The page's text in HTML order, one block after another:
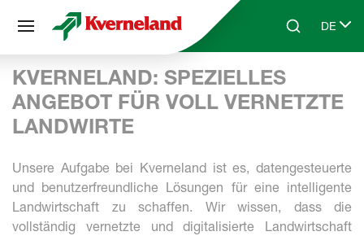
Skip to main contentSearchDE
Select
KVERNELAND: SPEZIELLES
ANGEBOT FÜR VOLL VERNETZTE
LANDWIRTE
Unsere Aufgabe bei Kverneland ist es, datengesteuerte
und benutzerfreundliche Lösungen für eine intelligente
Landwirtschaft zu schaffen. Wir wissen, dass die
vollständig vernetzte und digitalisierte Landwirtschaft
Cookie-Einstellungen